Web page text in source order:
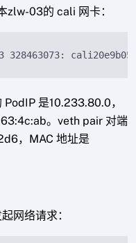
zlw-03的 cali 网卡：
328463073:
是10.233.80.0，
。veth pair 对端
，MAC 地址是
网络请求：